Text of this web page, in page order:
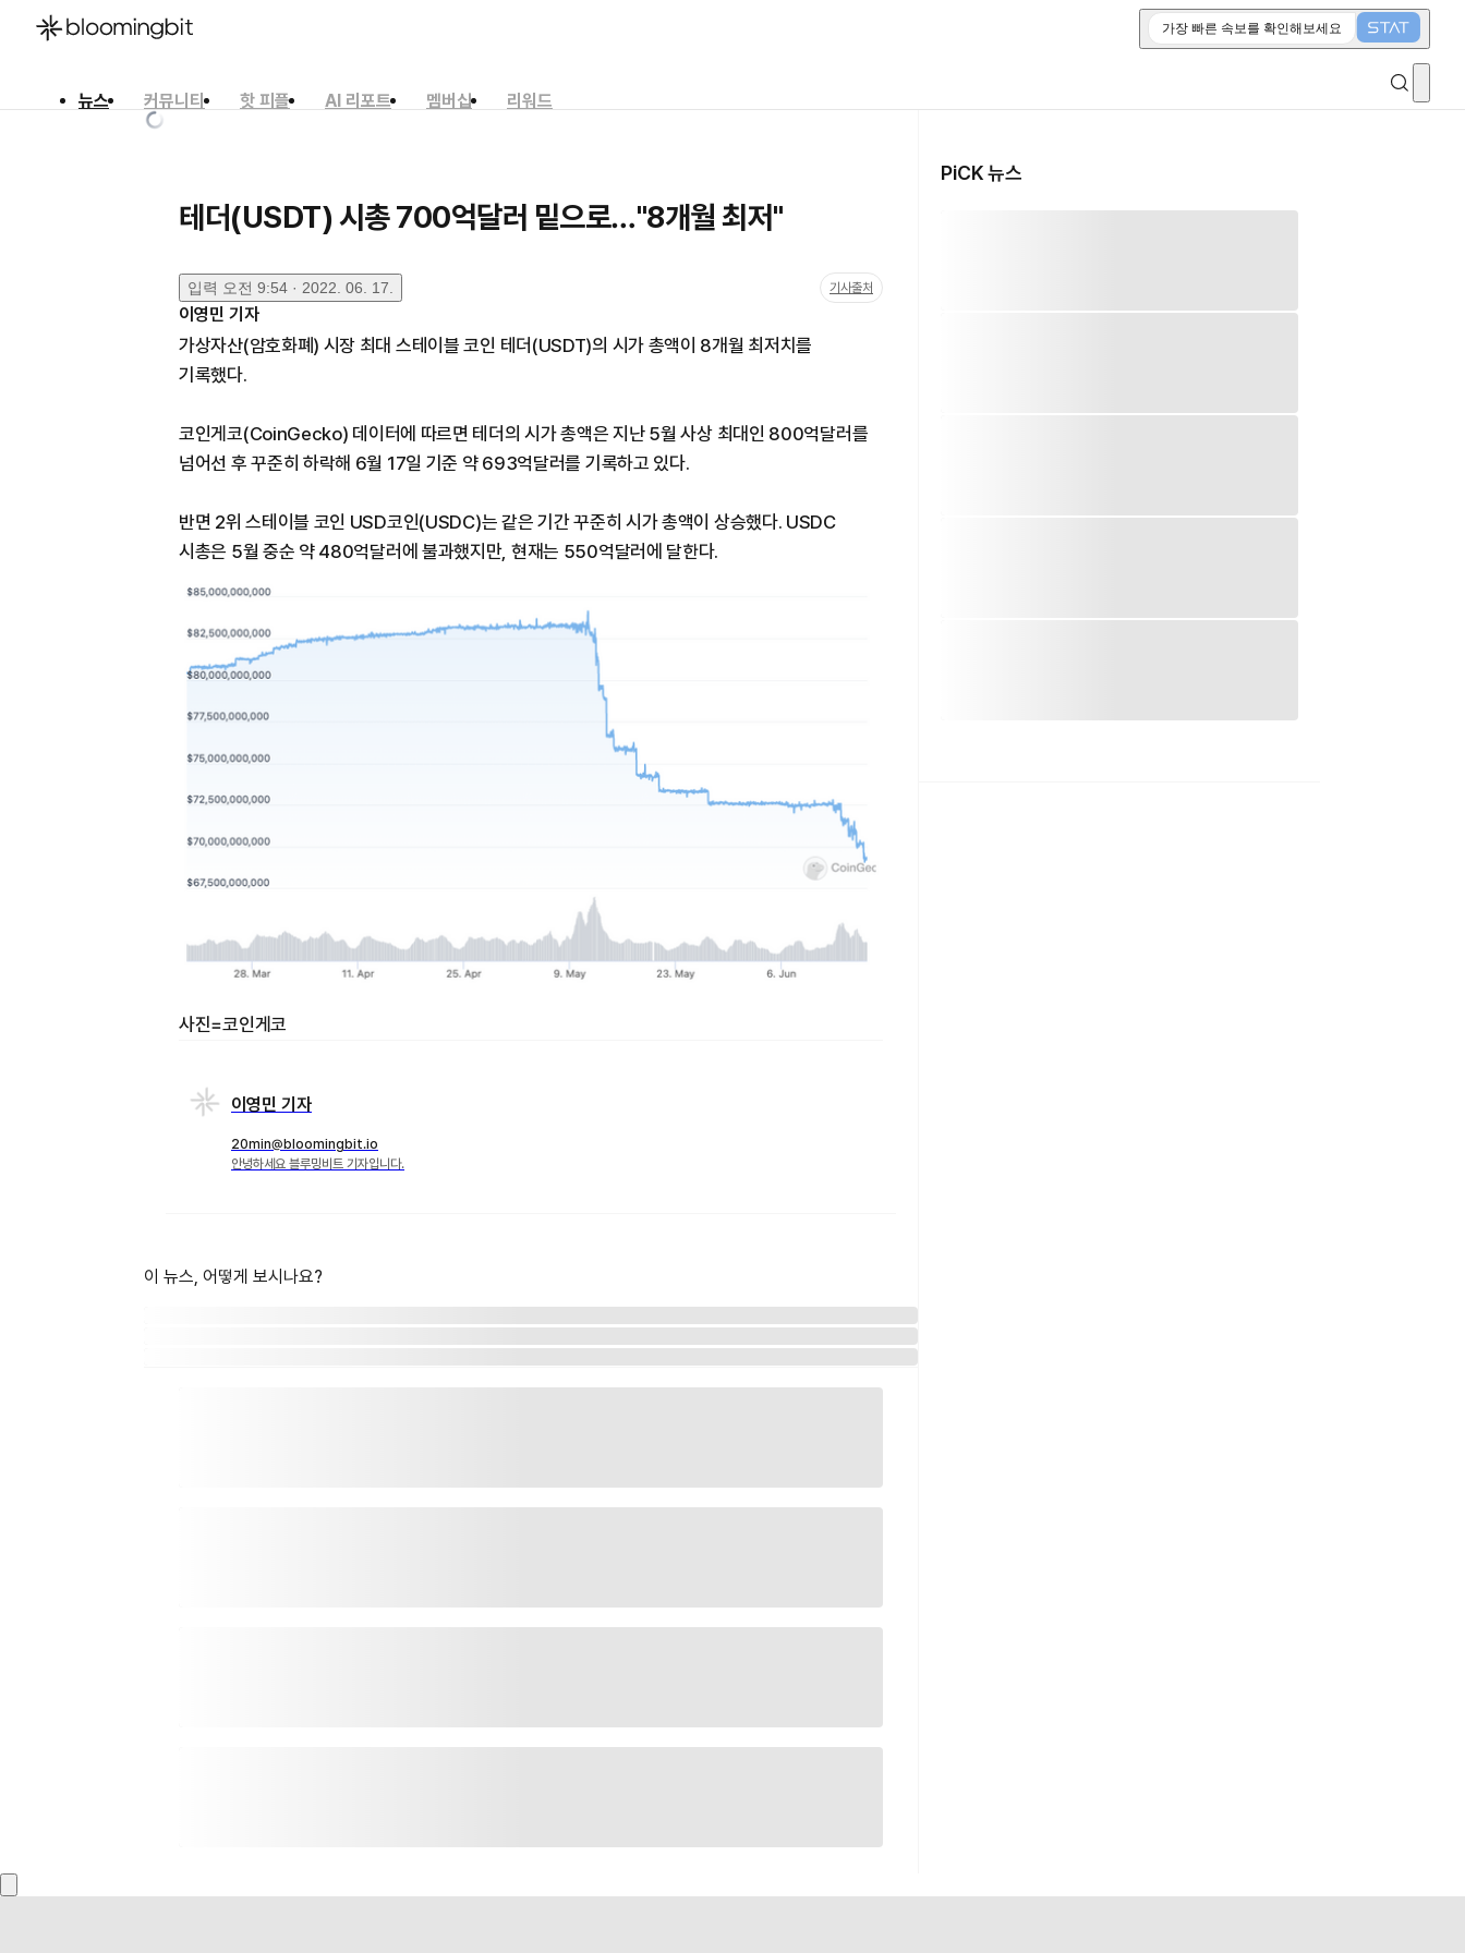
가장 빠른 속보를 확인해보세요
뉴스 커뮤니티 핫 피플 AI 리포트 멤버십
리워드
테더(USDT) 시총 700억달러 밑으로…"8개월 최저"
입력 오전 9:54 · 2022. 06. 17. 기사출처
이영민 기자
가상자산(암호화폐) 시장 최대 스테이블 코인 테더(USDT)의 시가 총액이 8개월 최저치를
기록했다.
코인게코(CoinGecko) 데이터에 따르면 테더의 시가 총액은 지난 5월 사상 최대인 800억달러를
넘어선 후 꾸준히 하락해 6월 17일 기준 약 693억달러를 기록하고 있다.
반면 2위 스테이블 코인 USD코인(USDC)는 같은 기간 꾸준히 시가 총액이 상승했다. USDC
시총은 5월 중순 약 480억달러에 불과했지만, 현재는 550억달러에 달한다.
사진=코인게코
이영민 기자
20min@bloomingbit.io
안녕하세요 블루밍비트 기자입니다.
이 뉴스, 어떻게 보시나요?
PiCK 뉴스